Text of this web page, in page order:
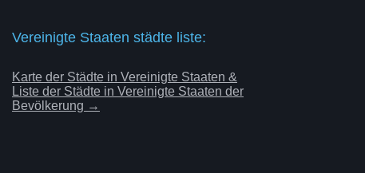
Vereinigte Staaten städte liste:
Karte der Städte in Vereinigte Staaten &
Liste der Städte in Vereinigte Staaten der
Bevölkerung →